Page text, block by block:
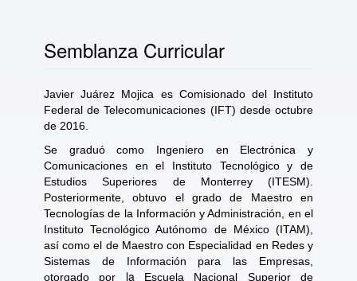
Semblanza Curricular
Javier Juárez Mojica es Comisionado del Instituto
Federal de Telecomunicaciones (IFT) desde octubre
de 2016.
Se graduó como Ingeniero en Electrónica y
Comunicaciones en el Instituto Tecnológico y de
Estudios Superiores de Monterrey (ITESM).
Posteriormente, obtuvo el grado de Maestro en
Tecnologías de la Información y Administración, en el
Instituto Tecnológico Autónomo de México (ITAM),
así como el de Maestro con Especialidad en Redes y
Sistemas de Información para las Empresas,
otorgado por
la
Escuela Nacional Superior de